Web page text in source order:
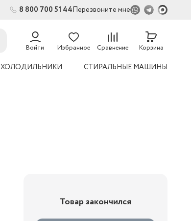
8 800 700 51 44Перезвоните мне
Войти Избранное Сравнение
54
Корзина
ХОЛОДИЛЬНИКИ СТИРАЛЬНЫЕ МАШИНЫ
Товар закончился